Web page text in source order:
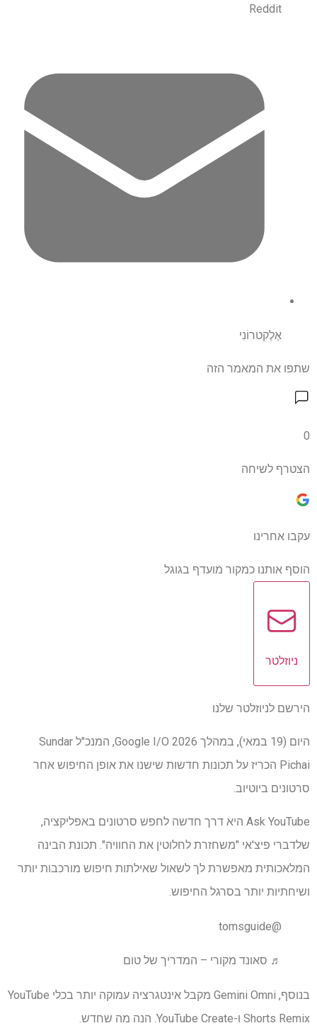
Reddit
אֶלֶקטרוֹנִי
שתפו את המאמר הזה
0
הצטרף לשיחה
עקבו אחרינו
הוסף אותנו כמקור מועדף בגוגל
ניוזלטר
הירשם לניוזלטר שלנו
היום (19 במאי), במהלך Google I/O 2026, המנכ"ל Sundar
Pichai הכריז על תכונות חדשות שישנו את אופן החיפוש אחר
סרטונים ביוטיוב.
Ask YouTube היא דרך חדשה לחפש סרטונים באפליקציה,
שלדברי פיצ'אי "משחזרת לחלוטין את החוויה". תכונת הבינה
המלאכותית מאפשרת לך לשאול שאילתות חיפוש מורכבות יותר
ושיחתיות יותר בסרגל החיפוש.
@tomsguide
♬ סאונד מקורי – המדריך של טום
בנוסף, Gemini Omni מקבל אינטגרציה עמוקה יותר בכלי YouTube
Shorts Remix ו-YouTube Create. הנה מה שחדש.